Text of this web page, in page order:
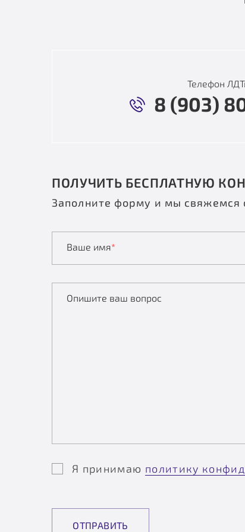
Телефон
8 (903)
ПОЛУЧИТЬ БЕСПЛАТНУЮ
Заполните форму и мы свяжемся
Ваше имя*
Опишите ваш вопрос
Я принимаю политику
ОТПРАВИТЬ